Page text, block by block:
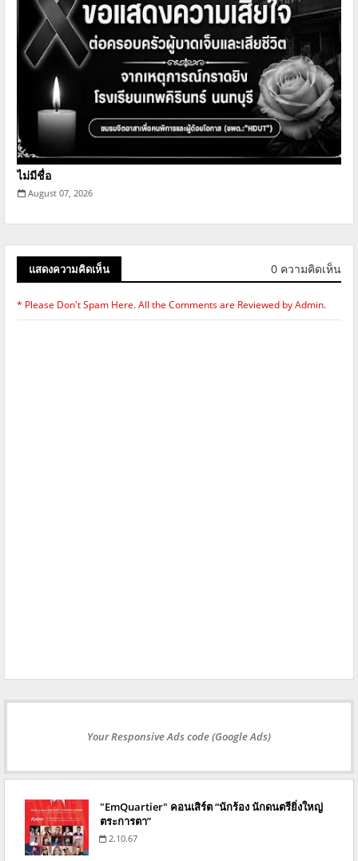
ไม่มีชื่อ
August 07, 2026
แสดงความคิดเห็น 0 ความคิดเห็น
* Please Don't Spam Here. All the Comments are Reviewed by Admin.
Your Responsive Ads code (Google Ads)
"EmQuartier" คอนเสิร์ต “นักร้อง นักดนตรียิ่งใหญ่
ตระการตา”
2.10.67